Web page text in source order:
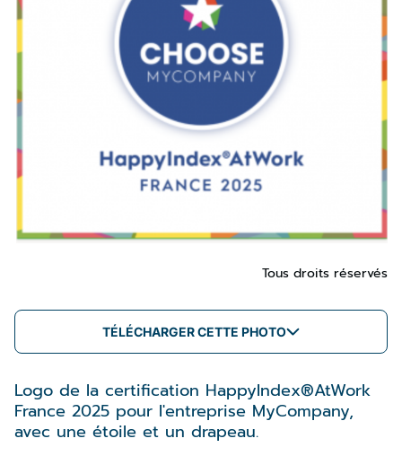
Tous droits réservés
TÉLÉCHARGER CETTE PHOTO
Logo de la certification HappyIndex®AtWork
France 2025 pour l'entreprise MyCompany,
avec une étoile et un drapeau.